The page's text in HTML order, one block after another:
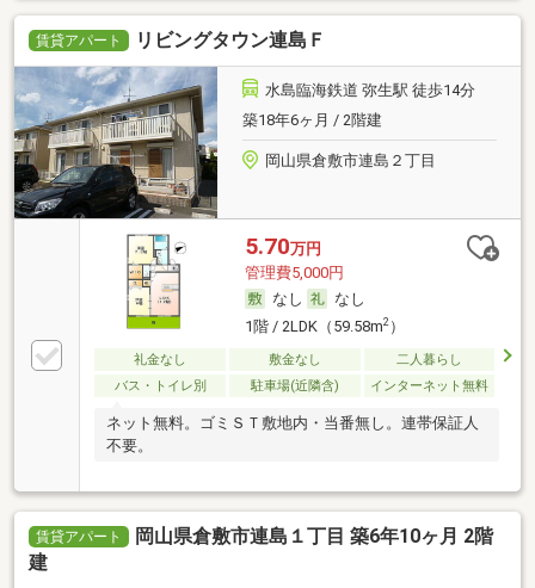
賃貸アパート リビングタウン連島Ｆ
水島臨海鉄道 弥生駅 徒歩14分
築18年6ヶ月 / 2階建
岡山県倉敷市連島２丁目
5.70万円
管理費5,000円
なし
なし
1階 / 2LDK（59.58m2）
礼金なし 敷金なし
二人暮らし
バス・トイレ別
駐車場(近隣含) インターネット無料
ネット無料。ゴミＳＴ敷地内・当番無し。連帯保証人
不要。
賃貸アパート
岡山県倉敷市連島１丁目 築6年10ヶ月 2階
建